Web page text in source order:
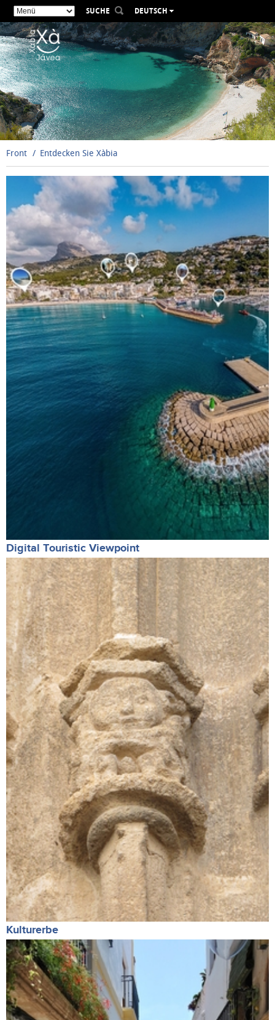
SUCHE
DEUTSCH
ESPAÑOL
VALENCIÀ
ENGLISH
FRANÇAIS
РУССКИЙ
Front Entdecken Sie Xàbia
Digital Touristic Viewpoint
Kulturerbe